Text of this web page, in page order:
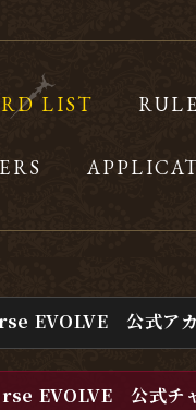
LIST
EVOLVE 公式ア
EVOLVE公式チ